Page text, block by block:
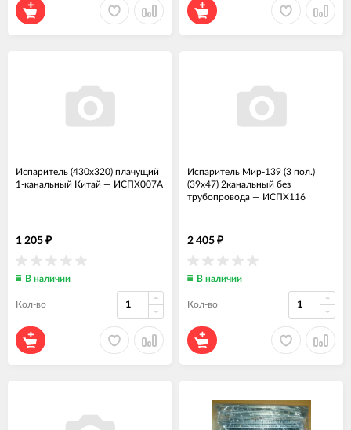
Испаритель (430x320) плачущий
1-канальный Китай — ИСПХ007А
1 205 ₽
В наличии
Кол-во
Испаритель Мир-139 (3 пол.)
(39х47) 2канальный без
трубопровода — ИСПХ116
2 405 ₽
В наличии
Кол-во